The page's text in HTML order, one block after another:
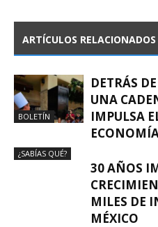
ARTÍCULOS RELACIONADOS
BOLETÍN
DETRÁS
UNA
IMPULSA
¿SABÍAS QUÉ?
30 AÑOS
MILES DE
MÉXICO